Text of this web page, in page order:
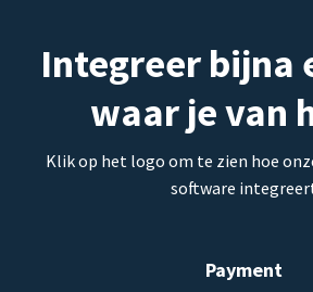
Integreer bijna
waar je van
Klik op het logo om te zien hoe
software
Payment